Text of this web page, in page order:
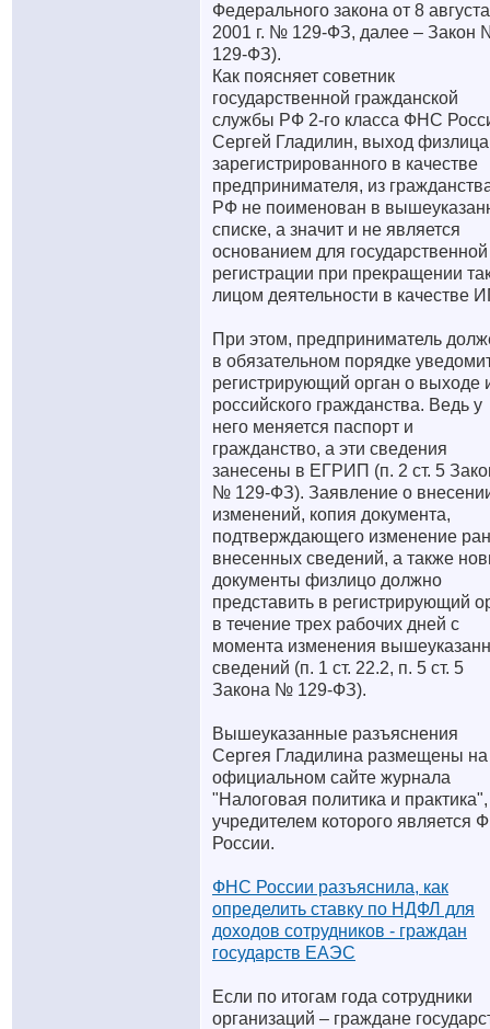
Федерального закона от 8 августа
2001 г. № 129-ФЗ, далее – Закон
129-ФЗ).
Как поясняет советник
государственной гражданской
службы РФ 2-го класса ФНС
Сергей Гладилин, выход
зарегистрированного в качестве
предпринимателя, из
РФ не поименован в
списке, а значит и не является
основанием для государственной
регистрации при прекращении
лицом деятельности в качестве
При этом, предприниматель
в обязательном порядке
регистрирующий орган о выходе
российского гражданства. Ведь у
него меняется паспорт и
гражданство, а эти сведения
занесены в ЕГРИП (п. 2 ст. 5
№ 129-ФЗ). Заявление о
изменений, копия документа,
подтверждающего изменение
внесенных сведений, а также
документы физлицо должно
представить в регистрирующий
в течение трех рабочих дней с
момента изменения
сведений (п. 1 ст. 22.2, п. 5 ст. 5
Закона № 129-ФЗ).
Вышеуказанные разъяснения
Сергея Гладилина размещены на
официальном сайте журнала
"Налоговая политика и практика",
учредителем которого является
России.
ФНС России разъяснила, как
определить ставку по НДФЛ для
доходов сотрудников - граждан
государств ЕАЭС
Если по итогам года сотрудники
организаций – граждане